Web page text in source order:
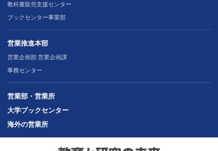
教科書販売支援センター
ブックセンター事業部
営業推進本部
営業企画部 営業企画課
事務センター
営業部・営業所
大学ブックセンター
海外の営業所